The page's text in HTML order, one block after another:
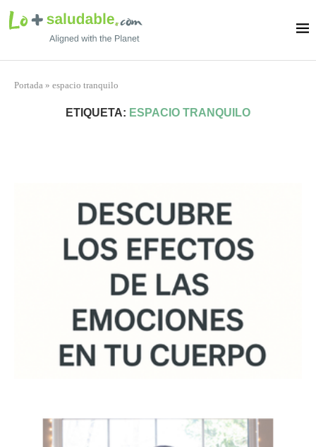
Portada » espacio tranquilo
ETIQUETA: ESPACIO TRANQUILO